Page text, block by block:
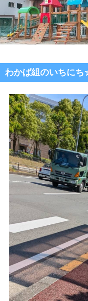
わかば組のいちに